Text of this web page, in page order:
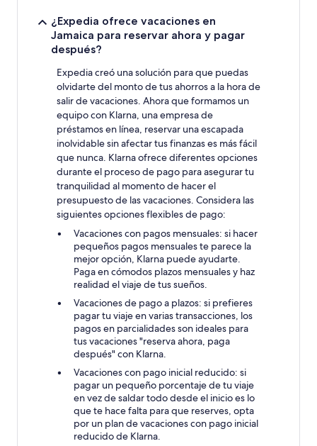
¿Expedia ofrece vacaciones en
Jamaica para reservar ahora y pagar
después?
Expedia creó una solución para que puedas
olvidarte del monto de tus ahorros a la hora de
salir de vacaciones. Ahora que formamos un
equipo con Klarna, una empresa de
préstamos en línea, reservar una escapada
inolvidable sin afectar tus finanzas es más fácil
que nunca. Klarna ofrece diferentes opciones
durante el proceso de pago para asegurar tu
tranquilidad al momento de hacer el
presupuesto de las vacaciones. Considera las
siguientes opciones flexibles de pago:
Vacaciones con pagos mensuales: si hacer
pequeños pagos mensuales te parece la
mejor opción, Klarna puede ayudarte.
Paga en cómodos plazos mensuales y haz
realidad el viaje de tus sueños.
Vacaciones de pago a plazos: si prefieres
pagar tu viaje en varias transacciones, los
pagos en parcialidades son ideales para
tus vacaciones "reserva ahora, paga
después" con Klarna.
Vacaciones con pago inicial reducido: si
pagar un pequeño porcentaje de tu viaje
en vez de saldar todo desde el inicio es lo
que te hace falta para que reserves, opta
por un plan de vacaciones con pago inicial
reducido de Klarna.